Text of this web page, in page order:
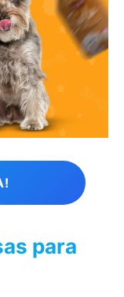
para